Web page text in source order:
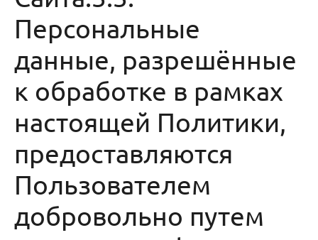
Персональные
данные, разрешённые
к обработке в рамках
настоящей Политики,
предоставляются
Пользователем
добровольно путем